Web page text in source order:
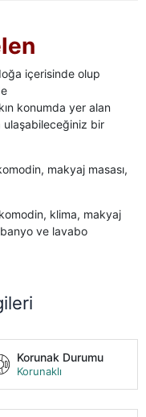
içerisinde olup
konumda yer alan
ulaşabileceğiniz bir
makyaj masası,
klima, makyaj
banyo ve lavabo
Korunak Durumu
Korunaklı